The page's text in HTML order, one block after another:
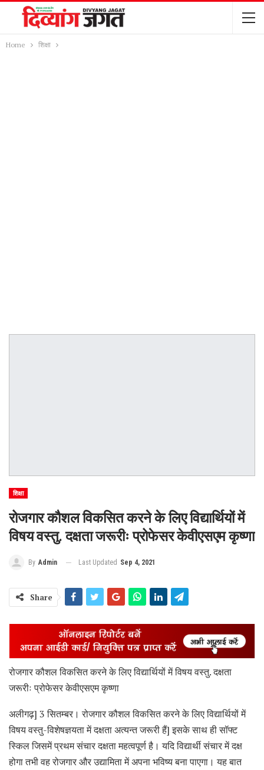
Home शिक्षा
शिक्षा
रोजगार कौशल विकसित करने के लिए विद्यार्थियों में
विषय वस्तु. दक्षता जरूरीः प्रोफेसर केवीएसएम कृष्णा
By Admin Last Updated Sep 4, 2021
Share
रोजगार कौशल विकसित करने के लिए विद्यार्थियों में विषय वस्तु. दक्षता
जरूरीः प्रोफेसर केवीएसएम कृष्णा
अलीगढ़] 3 सितम्बर। रोजगार कौशल विकसित करने के लिए विद्यार्थियों में
विषय वस्तु-विशेषज्ञयता में दक्षता अत्यन्त जरूरी हैं] इसके साथ ही सॉफ्ट
स्किल जिसमें प्रथम संचार दक्षता महत्वपूर्ण है। यदि विद्यार्थी संचार में दक्ष
होगा तभी वह रोजगार और उद्यामिता में अपना भविष्य बना पाएगा। यह बात